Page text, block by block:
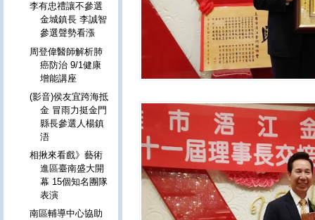
李有忠禮讓不參選
金城鎮長 李誠智
參選聲勢看漲
周登偉醫師解析肺
癌防治 9/1健康
增能講座
(影音)侯友宜跨海抵
金 冒雨力挺金門
縣長參選人楊鎮
浯
相揪來看戲》藝術
進區臺南盛大開
幕 15個知名團隊
表演
南區輔導中心協助